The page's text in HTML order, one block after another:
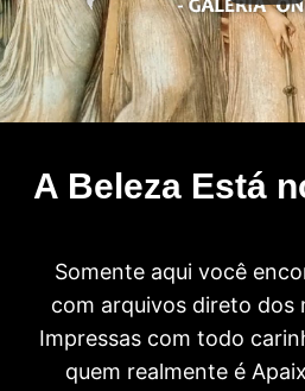
A Beleza Está
Somente aqui você
com arquivos direto dos
Impressas com todo
quem realmente é